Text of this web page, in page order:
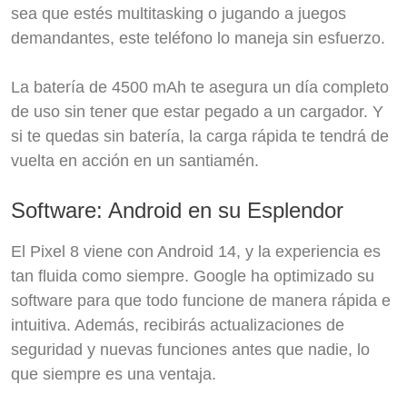
sea que estés multitasking o jugando a juegos
demandantes, este teléfono lo maneja sin esfuerzo.
La batería de 4500 mAh te asegura un día completo
de uso sin tener que estar pegado a un cargador. Y
si te quedas sin batería, la carga rápida te tendrá de
vuelta en acción en un santiamén.
Software: Android en su Esplendor
El Pixel 8 viene con Android 14, y la experiencia es
tan fluida como siempre. Google ha optimizado su
software para que todo funcione de manera rápida e
intuitiva. Además, recibirás actualizaciones de
seguridad y nuevas funciones antes que nadie, lo
que siempre es una ventaja.